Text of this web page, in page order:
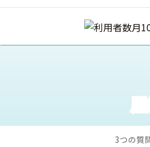
3つの質